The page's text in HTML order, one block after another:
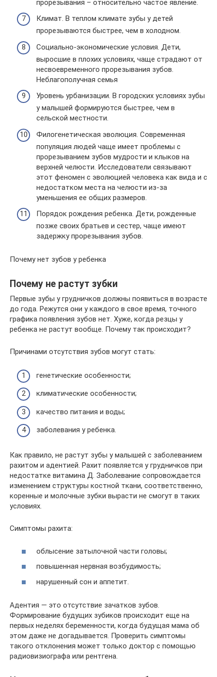
прорезывания – относительно частое явление.
Климат. В теплом климате зубы у детей
прорезываются быстрее, чем в холодном.
Социально-экономические условия. Дети,
выросшие в плохих условиях, чаще страдают от
несвоевременного прорезывания зубов.
Неблагополучная семья
Уровень урбанизации. В городских условиях зубы
у малышей формируются быстрее, чем в
сельской местности.
Филогенетическая эволюция. Современная
популяция людей чаще имеет проблемы с
прорезыванием зубов мудрости и клыков на
верхней челюсти. Исследователи связывают
этот феномен с эволюцией человека как вида и с
недостатком места на челюсти из-за
уменьшения ее общих размеров.
Порядок рождения ребенка. Дети, рожденные
позже своих братьев и сестер, чаще имеют
задержку прорезывания зубов.
Почему нет зубов у ребенка
Почему не растут зубки
Первые зубы у грудничков должны появиться в возрасте
до года. Режутся они у каждого в свое время, точного
графика появления зубов нет. Хуже, когда резцы у
ребенка не растут вообще. Почему так происходит?
Причинами отсутствия зубов могут стать:
генетические особенности;
климатические особенности;
качество питания и воды;
заболевания у ребенка.
Как правило, не растут зубы у малышей с заболеванием
рахитом и адентией. Рахит появляется у грудничков при
недостатке витамина Д. Заболевание сопровождается
изменением структуры костной ткани, соответственно,
коренные и молочные зубки вырасти не смогут в таких
условиях.
Симптомы рахита:
облысение затылочной части головы;
повышенная нервная возбудимость;
нарушенный сон и аппетит.
Адентия — это отсутствие зачатков зубов.
Формирование будущих зубиков происходит еще на
первых неделях беременности, когда будущая мама об
этом даже не догадывается. Проверить симптомы
такого отклонения может только доктор с помощью
радиовизиографа или рентгена.